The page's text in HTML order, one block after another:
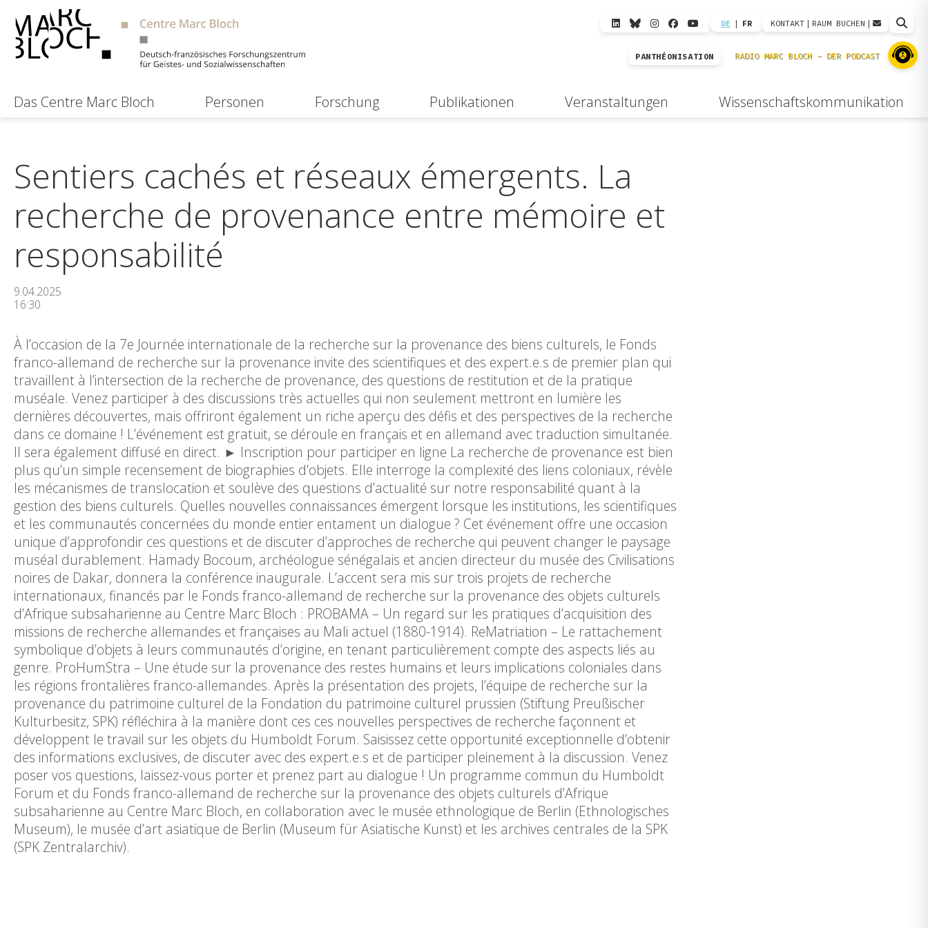
DE | FR KONTAKT | RAUM BUCHEN |
PANTHÉONISATION
Das Centre Marc Bloch Personen Forschung Publikationen Veranstaltungen Wissenschaftskommunikation
Sentiers cachés et réseaux émergents. La
recherche de provenance entre mémoire et
responsabilité
9.04.2025
16:30
À l’occasion de la 7e Journée internationale de la recherche sur la provenance des biens culturels, le Fonds
franco-allemand de recherche sur la provenance invite des scientifiques et des expert.e.s de premier plan qui
travaillent à l’intersection de la recherche de provenance, des questions de restitution et de la pratique
muséale. Venez participer à des discussions très actuelles qui non seulement mettront en lumière les
dernières découvertes, mais offriront également un riche aperçu des défis et des perspectives de la recherche
dans ce domaine ! L’événement est gratuit, se déroule en français et en allemand avec traduction simultanée.
Il sera également diffusé en direct. ► Inscription pour participer en ligne La recherche de provenance est bien
plus qu’un simple recensement de biographies d’objets. Elle interroge la complexité des liens coloniaux, révèle
les mécanismes de translocation et soulève des questions d’actualité sur notre responsabilité quant à la
gestion des biens culturels. Quelles nouvelles connaissances émergent lorsque les institutions, les scientifiques
et les communautés concernées du monde entier entament un dialogue ? Cet événement offre une occasion
unique d’approfondir ces questions et de discuter d’approches de recherche qui peuvent changer le paysage
muséal durablement. Hamady Bocoum, archéologue sénégalais et ancien directeur du musée des Civilisations
noires de Dakar, donnera la conférence inaugurale. L’accent sera mis sur trois projets de recherche
internationaux, financés par le Fonds franco-allemand de recherche sur la provenance des objets culturels
d’Afrique subsaharienne au Centre Marc Bloch : PROBAMA – Un regard sur les pratiques d’acquisition des
missions de recherche allemandes et françaises au Mali actuel (1880-1914). ReMatriation – Le rattachement
symbolique d’objets à leurs communautés d’origine, en tenant particulièrement compte des aspects liés au
genre. ProHumStra – Une étude sur la provenance des restes humains et leurs implications coloniales dans
les régions frontalières franco-allemandes. Après la présentation des projets, l’équipe de recherche sur la
provenance du patrimoine culturel de la Fondation du patrimoine culturel prussien (Stiftung Preußischer
Kulturbesitz, SPK) réfléchira à la manière dont ces ces nouvelles perspectives de recherche façonnent et
développent le travail sur les objets du Humboldt Forum. Saisissez cette opportunité exceptionnelle d’obtenir
des informations exclusives, de discuter avec des expert.e.s et de participer pleinement à la discussion. Venez
poser vos questions, laissez-vous porter et prenez part au dialogue ! Un programme commun du Humboldt
Forum et du Fonds franco-allemand de recherche sur la provenance des objets culturels d’Afrique
subsaharienne au Centre Marc Bloch, en collaboration avec le musée ethnologique de Berlin (Ethnologisches
Museum), le musée d’art asiatique de Berlin (Museum für Asiatische Kunst) et les archives centrales de la SPK
(SPK Zentralarchiv).